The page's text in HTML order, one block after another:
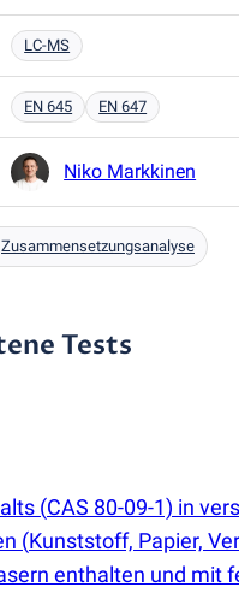
LC-MS
EN 645 EN 647
Niko Markkinen
Zusammensetzungsanalyse
Tests
(CAS 80-09-1) in
(Kunststoff, Papier,
enthalten und